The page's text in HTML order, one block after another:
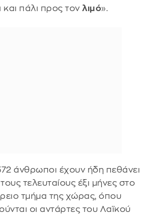
και πάλι προς τον λιμό».
άνθρωποι έχουν ήδη πεθάνει
τελευταίους έξι μήνες στο
τμήμα της χώρας, όπου
οι αντάρτες του Λαϊκού